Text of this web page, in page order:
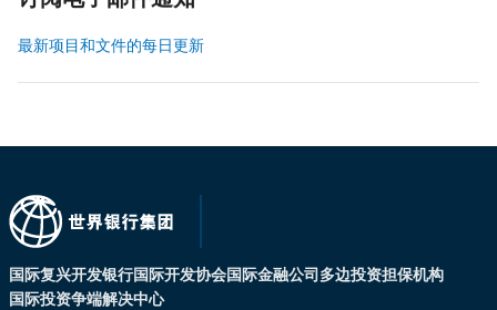
最新项目和文件的每日更新
国际复兴开发银行国际开发协会国际金融公司多边投资担保机构
国际投资争端解决中心